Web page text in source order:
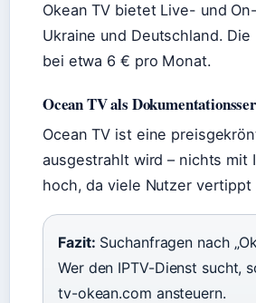
Okean TV bietet Live- und
Ukraine und Deutschland.
bei etwa 6 € pro Monat.
Ocean TV als
Ocean TV ist eine
ausgestrahlt wird – nichts mit
hoch, da viele Nutzer vertippt
Fazit: Suchanfragen nach
Wer den IPTV-Dienst sucht,
tv-okean.com ansteuern.